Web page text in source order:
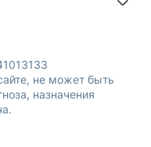
не может быть
назначения